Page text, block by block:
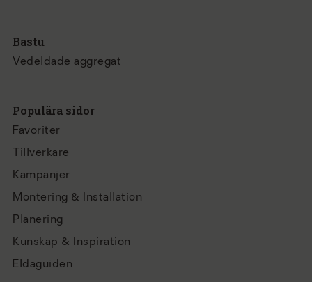
Bastu
Vedeldade aggregat
Populära sidor
Favoriter
Tillverkare
Kampanjer
Montering & Installation
Planering
Kunskap & Inspiration
Eldaguiden